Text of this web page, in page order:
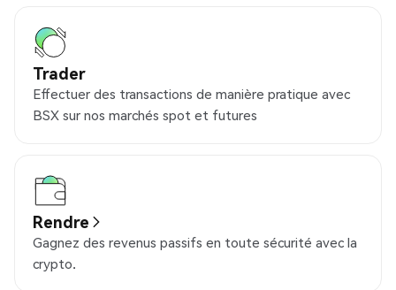
Trader
Effectuer des transactions de manière pratique avec
BSX sur nos marchés spot et futures
Rendre
Gagnez des revenus passifs en toute sécurité avec la
crypto.